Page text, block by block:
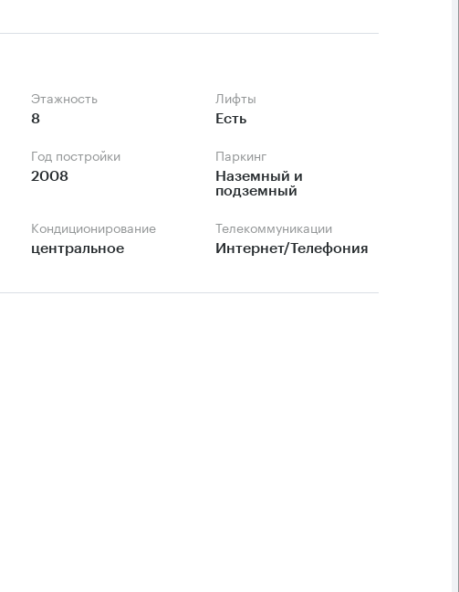
Этажность
8
Лифты
Есть
Год постройки
2008
Паркинг
Наземный и
подземный
Кондиционирование
центральное
Телекоммуникации
Интернет/Телефония